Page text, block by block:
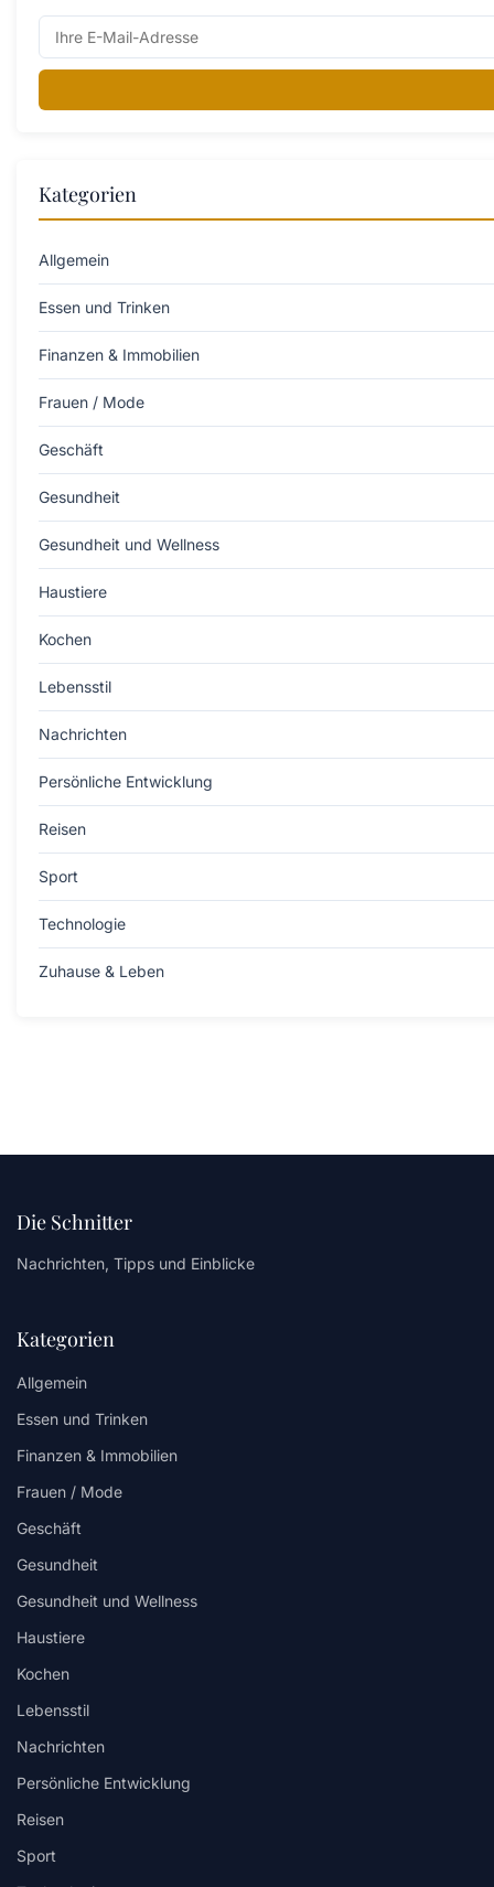
Kategorien
Allgemein
Essen und Trinken
Finanzen & Immobilien
Frauen / Mode
Geschäft
Gesundheit
Gesundheit und Wellness
Haustiere
Kochen
Lebensstil
Nachrichten
Persönliche Entwicklung
Reisen
Sport
Technologie
Zuhause & Leben
Die Schnitter
Nachrichten, Tipps und Einblicke
Kategorien
Allgemein
Essen und Trinken
Finanzen & Immobilien
Frauen / Mode
Geschäft
Gesundheit
Gesundheit und Wellness
Haustiere
Kochen
Lebensstil
Nachrichten
Persönliche Entwicklung
Reisen
Sport